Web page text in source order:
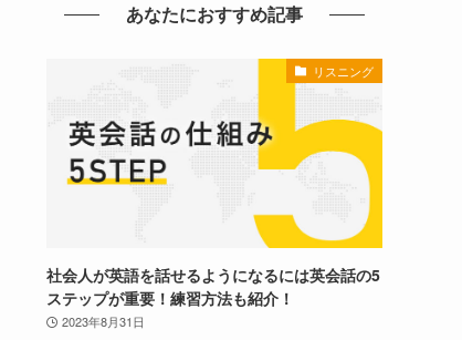
あなたにおすすめ記事
リスニング
社会人が英語を話せるようになるには英会話の5
ステップが重要！練習方法も紹介！
2023年8月31日